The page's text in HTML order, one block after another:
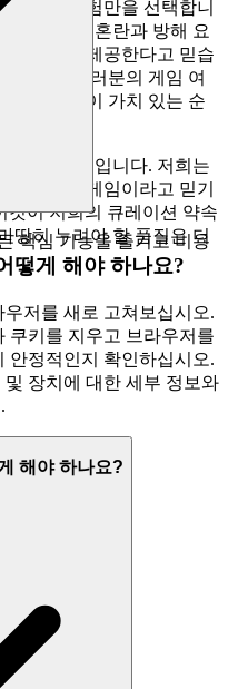
족하는 경험만을 선택합니
중심으로, 혼란과 방해 요
페이스를 제공한다고 믿습
공하여 여러분의 게임 여
모든 순간이 가치 있는 순
수 없을 것입니다. 저희는
뛰어난 게임이라고 믿기
것이 저희의 큐레이션 약속
땅히 누려야 할 품질은 더
핵심 기능을 즐기고 비용
떻게 해야 하나요?
저를 새로 고쳐보십시오.
쿠키를 지우고 브라우저를
안정적인지 확인하십시오.
장치에 대한 세부 정보와
해야 하나요?